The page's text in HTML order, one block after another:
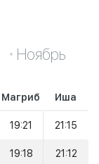
Ноябрь
Магриб Иша
19:21 21:15
19:18 21:12